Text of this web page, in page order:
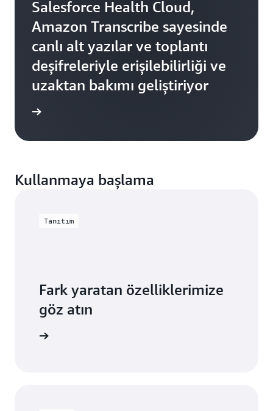
Salesforce Health Cloud,
Amazon Transcribe sayesinde
canlı alt yazılar ve toplantı
deşifreleriyle erişilebilirliği ve
uzaktan bakımı geliştiriyor
Kullanmaya başlama
Tanıtım
Fark yaratan özelliklerimize
göz atın